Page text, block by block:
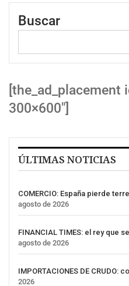
Buscar
300×600″]
ÚLTIMAS NOTICIAS
COMERCIO: España pierde
agosto de 2026
FINANCIAL TIMES: el rey que
agosto de 2026
IMPORTACIONES DE CRUDO:
2026